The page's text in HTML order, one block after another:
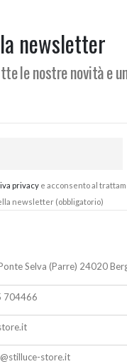
newsletter
le nostre novità e
privacy e acconsento al
newsletter (obbligatorio)
Selva (Parre) 24020
704466
store.it